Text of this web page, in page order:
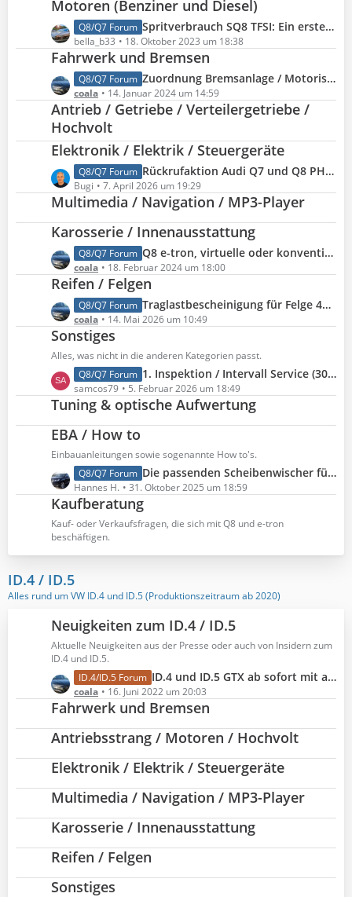
t
r
ä
g
e
t
z
t
e
e
i
t
r
ä
e
Motoren (Benziner und Diesel)
L
e
t
z
t
e
B
e
i
t
r
ä
e
Q8/Q7 Forum Spritverbrauch SQ8 TFSI: Ein erstes Resümee nach 4.400 km
bella_b33 18. Oktober 2023 um 18:38
Fahrwerk und Bremsen
L
e
t
z
t
e
B
e
i
t
r
ä
g
e
Q8/Q7 Forum Zuordnung Bremsanlage / Motorisierung: Welche Bremsanlagen gibt es beim Audi Q8 / Q7
coala 14. Januar 2024 um 14:59
Antrieb / Getriebe / Verteilergetriebe /
Hochvolt
Elektronik / Elektrik / Steuergeräte
L
e
t
t
e
B
e
t
r
ä
g
e
Q8/Q7 Forum Rückrufaktion Audi Q7 und Q8 PHEV (KBA 15663R, Audi 93QQ)
Bugi 7. April 2026 um 19:29
Multimedia / Navigation / MP3-Player
Karosserie / Innenausstattung
L
e
t
z
t
e
e
i
t
r
ä
g
e
Q8/Q7 Forum Q8 e-tron, virtuelle oder konventionelle Außenspiegel?
coala 18. Februar 2024 um 18:00
Reifen / Felgen
L
e
t
z
e
B
e
i
r
ä
g
e
Q8/Q7 Forum Traglastbescheinigung für Felge 4M0601025CP
coala 14. Mai 2026 um 10:49
Sonstiges
Alles, was nicht in die anderen Kategorien passt.
L
e
t
t
e
e
i
r
e
Q8/Q7 Forum 1. Inspektion / Intervall Service (30.000 km) beim RS Q8, die Kosten und wann es soweit war.
samcos79 5. Februar 2026 um 18:49
Tuning & optische Aufwertung
EBA / How to
Einbauanleitungen sowie sogenannte How to's.
L
e
t
z
t
e
i
r
ä
g
e
Q8/Q7 Forum Die passenden Scheibenwischer für den Q8
Hannes H. 31. Oktober 2025 um 18:59
Kaufberatung
Kauf- oder Verkaufsfragen, die sich mit Q8 und e-tron
beschäftigen.
ID.4 / ID.5
Alles rund um VW ID.4 und ID.5 (Produktionszeitraum ab 2020)
Neuigkeiten zum ID.4 / ID.5
Aktuelle Neuigkeiten aus der Presse oder auch von Insidern zum
ID.4 und ID.5.
L
e
t
t
e
B
e
i
t
r
ä
g
e
ID.4/ID.5 Forum ID.4 und ID.5 GTX ab sofort mit aufgewerteter Serienausstattung
coala 16. Juni 2022 um 20:03
Fahrwerk und Bremsen
Antriebsstrang / Motoren / Hochvolt
Elektronik / Elektrik / Steuergeräte
Multimedia / Navigation / MP3-Player
Karosserie / Innenausstattung
Reifen / Felgen
Sonstiges